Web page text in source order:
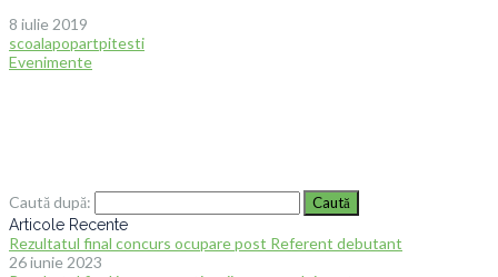
8 iulie 2019
scoalapopartpitesti
Evenimente
Caută după:
Articole Recente
Rezultatul final concurs ocupare post Referent debutant
26 iunie 2023